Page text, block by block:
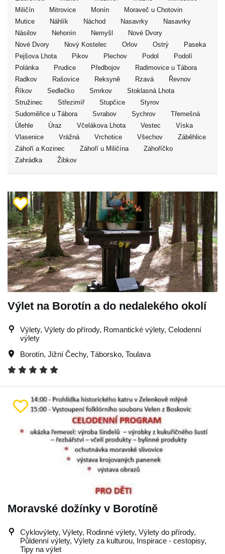
Miličín
Mitrovice Monín
Moraveč u Chotovin
Mutice
Náhlík Náchod Nasavrky
Nasavrky
Násilov
Nehonín Nemyšl
Nové Dvory
Nové Dvory
Nový Kostelec Orlov Ostrý
Paseka
Pejšova Lhota
Pikov Plechov Podol
Podolí
Polánka
Prudice Předbojov
Radimovice u Tábora
Radkov
Rašovice Reksyně Rzavá
Řevnov
Říkov
Sedlečko Smrkov
Stoklasná Lhota
Stružinec
Střezimíř Stupčice
Styrov
Sudoměřice u Tábora
Svrabov Sychrov
Třemešná
Úlehle
Úraz Včelákova Lhota Vestec
Víska
Vlasenice
Vrážná Vrchotice Všechov
Záběhlice
Záhoří a Kozinec
Záhoří u Miličína
Záhoříčko
Zahrádka
Žibkov
Výlet na Borotín a do nedalekého okolí
Výlety, Výlety do přírody, Romantické výlety, Celodenní
výlety
Borotín, Jižní Čechy, Táborsko, Toulava
Moravské dožínky v Borotíně
Cyklovýlety, Výlety, Rodinné výlety, Výlety do přírody,
Půldenní výlety, Výlety za kulturou, Inspirace - cestopisy,
Tipy na výlet